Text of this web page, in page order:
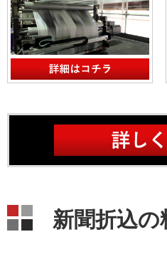
新聞折込の